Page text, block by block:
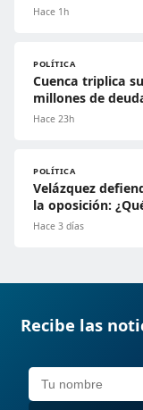
Hace 1h
POLÍTICA
Cuenca triplica
millones de
Hace 23h
POLÍTICA
Velázquez
la oposición:
Hace 3 días
Recibe las